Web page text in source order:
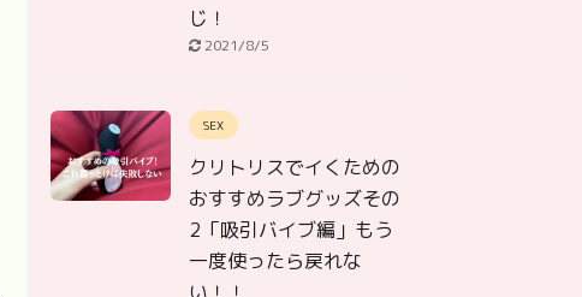
じ！
2021/8/5
SEX
クリトリスでイくための
おすすめラブグッズその
2「吸引バイブ編」もう
一度使ったら戻れな